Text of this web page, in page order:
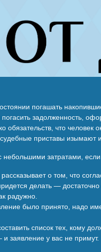
погашать
задолженность,
обязательств, что
приставы изымают
небольшими затратами,
о том, что
делать — достаточно
радужно.
было принято, надо
список тех, кому
заявление у вас не примут.